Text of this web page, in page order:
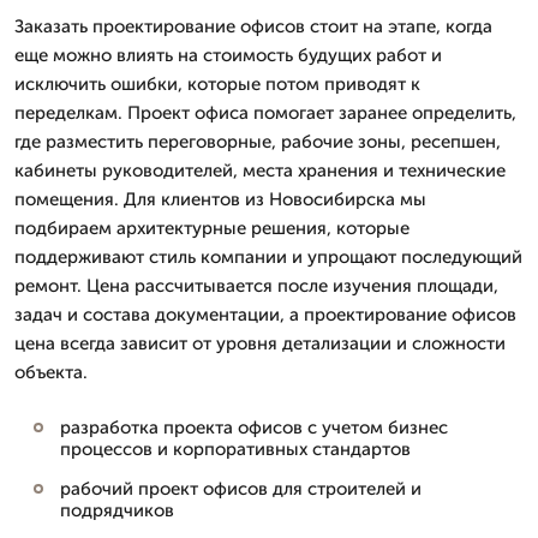
Заказать проектирование офисов стоит на этапе, когда
еще можно влиять на стоимость будущих работ и
исключить ошибки, которые потом приводят к
переделкам. Проект офиса помогает заранее определить,
где разместить переговорные, рабочие зоны, ресепшен,
кабинеты руководителей, места хранения и технические
помещения. Для клиентов из Новосибирска мы
подбираем архитектурные решения, которые
поддерживают стиль компании и упрощают последующий
ремонт. Цена рассчитывается после изучения площади,
задач и состава документации, а проектирование офисов
цена всегда зависит от уровня детализации и сложности
объекта.
разработка проекта офисов с учетом бизнес
процессов и корпоративных стандартов
рабочий проект офисов для строителей и
подрядчиков